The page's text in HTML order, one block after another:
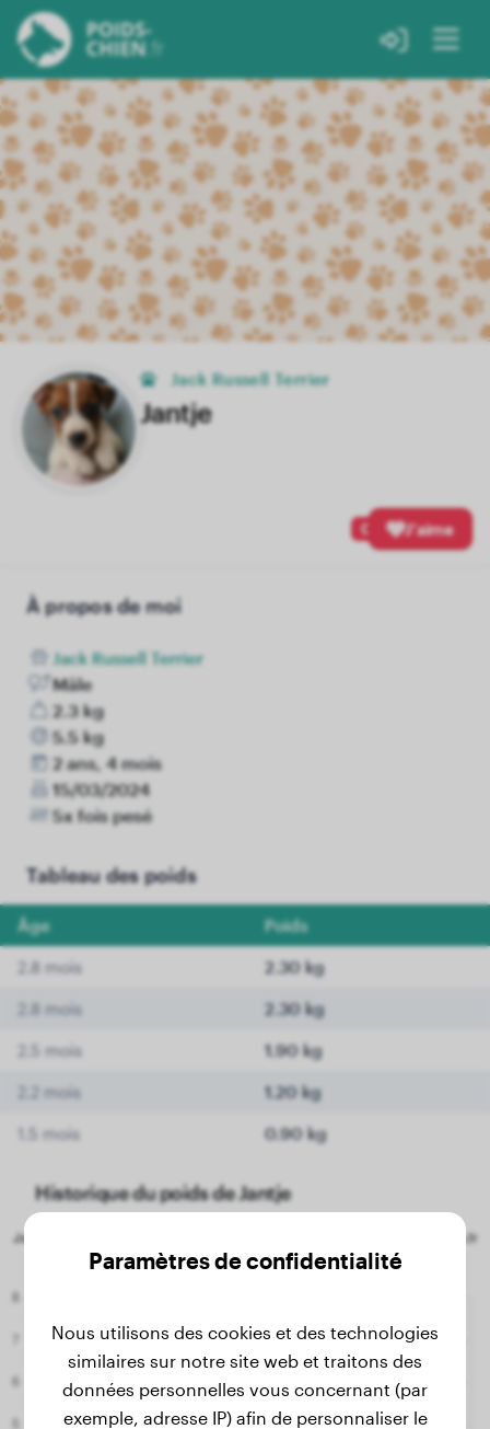
Jack Russell Terrier
Jantje
0 J'aime
À propos de moi
Jack Russell Terrier
Mâle
2.3 kg
5.5 kg
2 ans, 4 mois
15/03/2024
5x fois pesé
Tableau des poids
Âge Poids
2.8 mois 2.30 kg
2.8 mois 2.30 kg
2.5 mois 1.90 kg
2.2 mois 1.20 kg
1.5 mois 0.90 kg
Historique du poids de Jantje
Paramètres de confidentialité
Nous utilisons des cookies et des technologies
similaires sur notre site web et traitons des
données personnelles vous concernant (par
exemple, adresse IP) afin de personnaliser le